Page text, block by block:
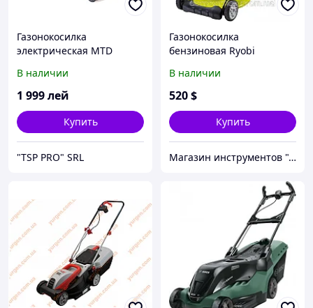
Газонокосилка
электрическая MTD
В наличии
1 999лей
Купить
"TSP PRO" SRL
Газонокосилка
бензиновая Ryobi
В наличии
520$
Купить
Магазин инструментов "Домовичок"